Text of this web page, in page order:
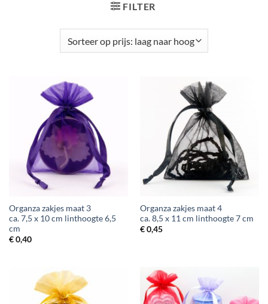
FILTER
Organza zakjes maat 3
ca. 7,5 x 10 cm linthoogte 6,5
cm
€0,40
Organza zakjes maat 4
ca. 8,5 x 11 cm linthoogte 7 cm
€0,45